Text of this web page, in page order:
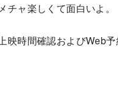
チャ楽しくて面白いよ。
映時間確認およびWeb